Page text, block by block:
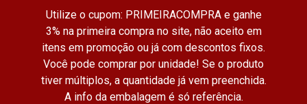
Utilize o cupom: PRIMEIRACOMPRA e ganhe
3% na primeira compra no site, não aceito em
itens em promoção ou já com descontos fixos.
Você pode comprar por unidade! Se o produto
tiver múltiplos, a quantidade já vem preenchida.
A info da embalagem é só referência.